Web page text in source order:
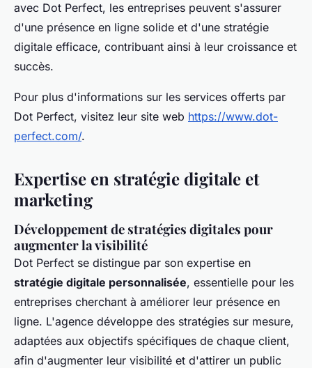
avec Dot Perfect, les entreprises peuvent s'assurer
d'une présence en ligne solide et d'une stratégie
digitale efficace, contribuant ainsi à leur croissance et
succès.
Pour plus d'informations sur les services offerts par
Dot Perfect, visitez leur site web https://www.dot-
perfect.com/.
Expertise en stratégie digitale et
marketing
Développement de stratégies digitales pour
augmenter la visibilité
Dot Perfect se distingue par son expertise en
stratégie digitale personnalisée, essentielle pour les
entreprises cherchant à améliorer leur présence en
ligne. L'agence développe des stratégies sur mesure,
adaptées aux objectifs spécifiques de chaque client,
afin d'augmenter leur visibilité et d'attirer un public